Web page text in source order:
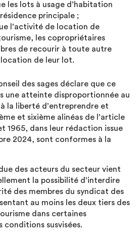
les lots à usage d’habitation
principale ;
l’activité de location de
les copropriétaires
de recourir à toute autre
de leur lot.
des sages déclare que ce
une atteinte disproportionnée au
la liberté d’entreprendre et
et sixième alinéas de l’article
1965, dans leur rédaction issue
2024, sont conformes à la
des acteurs du secteur vient
la possibilité d’interdire
des membres du syndicat des
au moins les deux tiers des
dans certaines
conditions susvisées.